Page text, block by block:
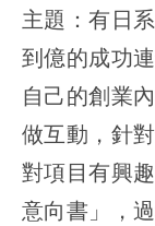
主題：有日
到億的成功
自己的創業
做互動，針
對項目有興
意向書」，